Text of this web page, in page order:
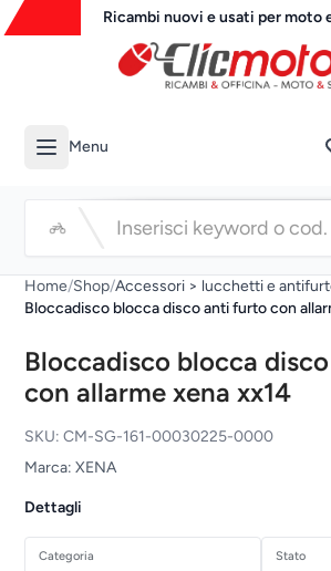
Ricambi nuovi e usati per moto
Menu
Home/Shop/Accessori > lucchetti e
Bloccadisco blocca disco anti furto con
Bloccadisco blocca
con allarme xena xx14
SKU: CM-SG-161-00030225-0000
Marca: XENA
Dettagli
Categoria Stato